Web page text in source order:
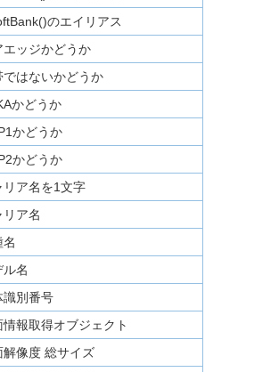
のエイリアス
エッジかどうか
ではないかどうか
かどうか
かどうか
かどうか
リア名を1文字
リア名
名
ル名
識別番号
情報取得オブジェクト
解像度 総サイズ